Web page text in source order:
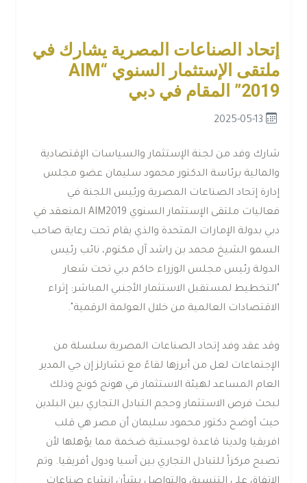
إتحاد الصناعات المصرية يشارك في
ملتقى الإستثمار السنوي “AIM
2019” المقام في دبي
شارك وفد من لجنة الإستثمار والسياسات الإقتصادية
والمالية برئاسة الدكتور محمود سليمان عضو مجلس
إدارة إتحاد الصناعات المصرية ورئيس اللجنة في
فعاليات ملتقى الإستثمار السنوي AIM2019 المنعقد في
دبي بدولة الإمارات المتحدة والذي يقام تحت رعاية صاحب
السمو الشيخ محمد بن راشد آل مكتوم، نائب رئيس
الدولة رئيس مجلس الوزراء حاكم دبي تحت شعار
"التخطيط لمستقبل الاستثمار الأجنبي المباشر: إثراء
الاقتصادات العالمية من خلال العولمة الرقمية".
وقد عقد وفد إتحاد الصناعات المصرية سلسلة من
الإجتماعات لعل من أبرزها لقاءً مع تشارلز إن جي المدير
العام المساعد لهيئة الاستثمار في هونج كونج وذلك
لبحث فرص الاستثمار وحجم التبادل التجاري بين البلدين
حيث أوضح دكتور محمود سليمان أن مصر هي قلب
افريقيا ولدينا قاعدة لوجستية ضخمة مما يؤهلها لأن
تصبح مركزاً للتبادل التجاري بين آسيا ودول أفريقيا. وتم